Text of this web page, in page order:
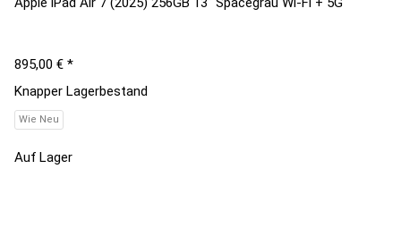
895,00 € *
Knapper Lagerbestand
Wie Neu
Auf Lager